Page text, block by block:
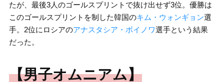
たが、最後3人のゴールスプリントで抜け出せず3位。優勝は
このゴールスプリントを制した韓国のキム・ウォンギョン選
手。2位にロシアのアナスタシア・ボイノワ選手という結果
だった。
【男子オムニアム】